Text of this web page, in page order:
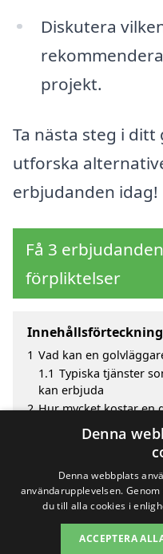
Diskutera
projekt.
Ta nästa steg i
utforska
erbjudanden idag!
Få 3
förpliktelser
Innehållsförteckning
1 Vad kan en
1.1 Typiska tjänster
kan erbjuda
2 Hur mycket kostar en
Fördelar med att
Sök efter en skicklig
Copyright
Denna
Denna webbplats
användarupplevelsen.
du till alla cookies i
ACCEPTERA